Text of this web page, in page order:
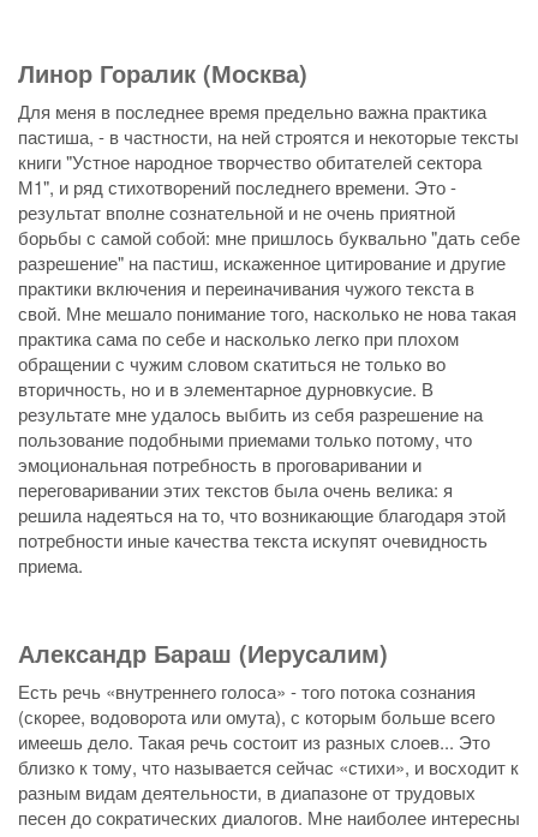
Линор Горалик (Москва)
Для меня в последнее время предельно важна практика
пастиша, - в частности, на ней строятся и некоторые тексты
книги "Устное народное творчество обитателей сектора
М1", и ряд стихотворений последнего времени. Это -
результат вполне сознательной и не очень приятной
борьбы с самой собой: мне пришлось буквально "дать себе
разрешение" на пастиш, искаженное цитирование и другие
практики включения и переиначивания чужого текста в
свой. Мне мешало понимание того, насколько не нова такая
практика сама по себе и насколько легко при плохом
обращении с чужим словом скатиться не только во
вторичность, но и в элементарное дурновкусие. В
результате мне удалось выбить из себя разрешение на
пользование подобными приемами только потому, что
эмоциональная потребность в проговаривании и
переговаривании этих текстов была очень велика: я
решила надеяться на то, что возникающие благодаря этой
потребности иные качества текста искупят очевидность
приема.
Александр Бараш (Иерусалим)
Есть речь «внутреннего голоса» - того потока сознания
(скорее, водоворота или омута), с которым больше всего
имеешь дело. Такая речь состоит из разных слоев... Это
близко к тому, что называется сейчас «стихи», и восходит к
разным видам деятельности, в диапазоне от трудовых
песен до сократических диалогов. Мне наиболее интересны